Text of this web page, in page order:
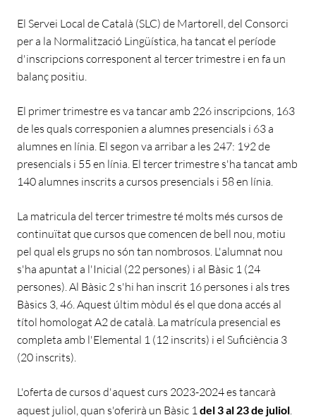
El Servei Local de Català (SLC) de Martorell, del Consorci
per a la Normalització Lingüística, ha tancat el període
d'inscripcions corresponent al tercer trimestre i en fa un
balanç positiu.
El primer trimestre es va tancar amb 226 inscripcions, 163
de les quals corresponien a alumnes presencials i 63 a
alumnes en línia. El segon va arribar a les 247: 192 de
presencials i 55 en línia. El tercer trimestre s'ha tancat amb
140 alumnes inscrits a cursos presencials i 58 en línia.
La matricula del tercer trimestre té molts més cursos de
continuïtat que cursos que comencen de bell nou, motiu
pel qual els grups no són tan nombrosos. L'alumnat nou
s'ha apuntat a l'Inicial (22 persones) i al Bàsic 1 (24
persones). Al Bàsic 2 s'hi han inscrit 16 persones i als tres
Bàsics 3, 46. Aquest últim mòdul és el que dona accés al
títol homologat A2 de català. La matrícula presencial es
completa amb l'Elemental 1 (12 inscrits) i el Suficiència 3
(20 inscrits).
L'oferta de cursos d'aquest curs 2023-2024 es tancarà
aquest juliol, quan s'oferirà un Bàsic 1del 3 al 23 de juliol.